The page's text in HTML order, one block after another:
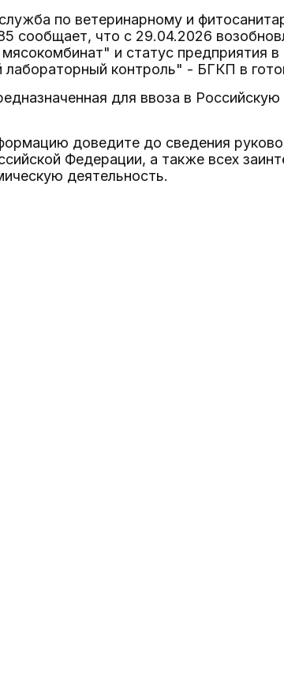
по ветеринарному и
сообщает, что с 29.04.2026
и статус предприятия
лабораторный контроль" - БГКП в
для ввоза в
доведите до сведения
Федерации, а также всех
деятельность.